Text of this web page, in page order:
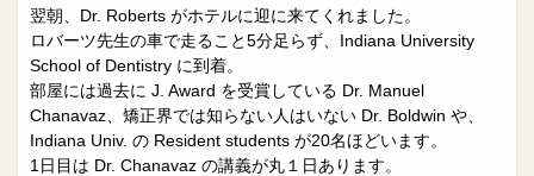
翌朝、Dr. Roberts がホテルに迎に来てくれました。
ロバーツ先生の車で走ること5分足らず、Indiana University
School of Dentistry に到着。
部屋には過去に J. Award を受賞している Dr. Manuel
Chanavaz、矯正界では知らない人はいない Dr. Boldwin や、
Indiana Univ. の Resident students が20名ほどいます。
1日目は Dr. Chanavaz の講義が丸１日あります。